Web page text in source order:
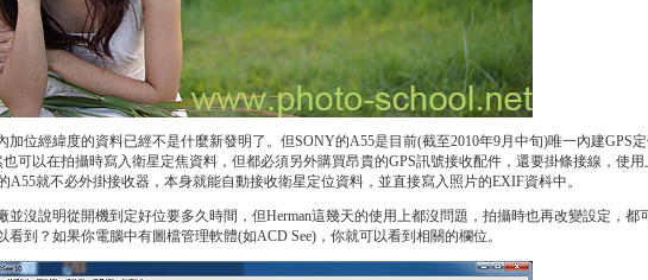
位經緯度的資料已經不是什麼新發明了。但SONY的A55是目前(截至2010年9月中旬)唯一內建GPS
也可以在拍攝時寫入衛星定焦資料，但都必須另外購買昂貴的GPS訊號接收配件，還要掛條接線，使
A55就不必外掛接收器，本身就能自動接收衛星定位資料，並直接寫入照片的EXIF資枓中。
沒說明從開機到定好位要多久時間，但Herman這幾天的使用上都沒問題，拍攝時也再改變設定，都
看到？如果你電腦中有圖檔管理軟體(如ACD See)，你就可以看到相關的欄位。